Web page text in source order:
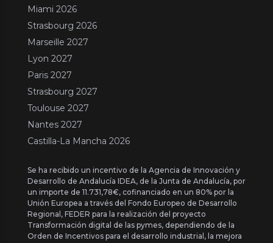
Miami 2026
Strasbourg 2026
Marseille 2027
Lyon 2027
Paris 2027
Strasbourg 2027
Toulouse 2027
Nantes 2027
Castilla-La Mancha 2026
Se ha recibido un incentivo de la Agencia de Innovación y
Desarrollo de Andalucía IDEA, de la Junta de Andalucía, por
un importe de 11.731,78€, cofinanciado en un 80% por la
Unión Europea a través del Fondo Europeo de Desarrollo
Regional, FEDER para la realización del proyecto
Transformación digital de las pymes, dependiendo de la
Orden de Incentivos para el desarrollo industrial, la mejora